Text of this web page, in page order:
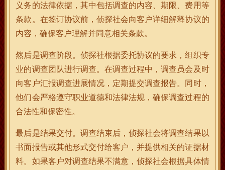
义务的法律依据，其中包括调查的内容、期限、费用等
条款。在签订协议前，侦探社会向客户详细解释协议的
内容，确保客户理解并同意相关条款。
然后是调查阶段。侦探社根据委托协议的要求，组织专
业的调查团队进行调查。在调查过程中，调查员会及时
向客户汇报调查进展情况，定期提交调查报告。同时，
他们会严格遵守职业道德和法律法规，确保调查过程的
合法性和保密性。
最后是结果交付。调查结束后，侦探社会将调查结果以
书面报告或其他形式交付给客户，并提供相关的证据材
料。如果客户对调查结果不满意，侦探社会根据具体情